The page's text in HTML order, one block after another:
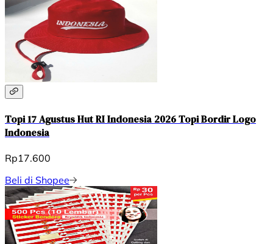
Topi 17 Agustus Hut RI Indonesia 2026 Topi Bordir Logo
Indonesia
Rp17.600
Beli di Shopee